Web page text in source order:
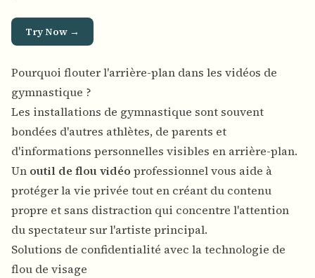
Try Now →
Pourquoi flouter l'arrière-plan dans les vidéos de
gymnastique ?
Les installations de gymnastique sont souvent
bondées d'autres athlètes, de parents et
d'informations personnelles visibles en arrière-plan.
Un outil de flou vidéo professionnel vous aide à
protéger la vie privée tout en créant du contenu
propre et sans distraction qui concentre l'attention
du spectateur sur l'artiste principal.
Solutions de confidentialité avec la technologie de
flou de visage